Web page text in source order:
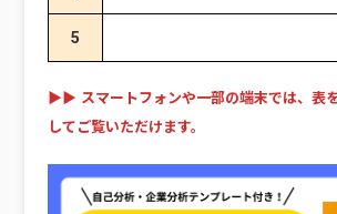
5
▶▶ スマートフォンや一部の端末では、表
してご覧いただけます。